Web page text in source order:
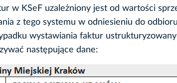
w KSeF uzależniony jest od wartości
z tego systemu w odniesieniu do
wystawiania faktur
następujące dane: